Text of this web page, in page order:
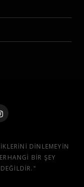
DINLEMEYIN
BIR ŞEY